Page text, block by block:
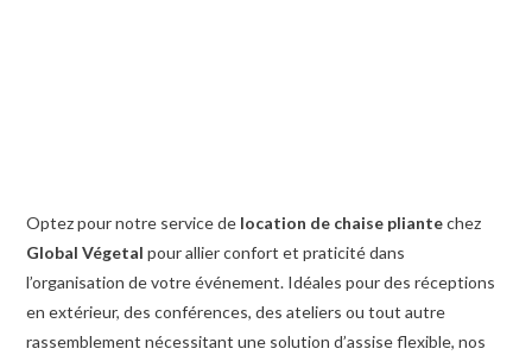
Optez pour notre service de location de chaise pliantechez
Global Végetal pour allier confort et praticité dans
l’organisation de votre événement. Idéales pour des réceptions
en extérieur, des conférences, des ateliers ou tout autre
rassemblement nécessitant une solution d’assise flexible, nos